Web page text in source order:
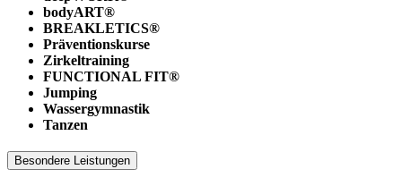
bodyART®
BREAKLETICS®
Präventionskurse
Zirkeltraining
FUNCTIONAL FIT®
Jumping
Wassergymnastik
Tanzen
Besondere Leistungen